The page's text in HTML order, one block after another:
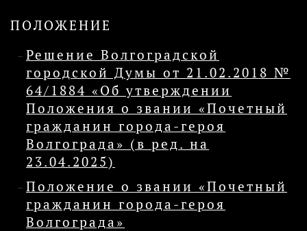
ПОЛОЖЕНИЕ
Решение Волгоградской
городской Думы от 21.02.2018 №
64/1884 «Об утверждении
Положения о звании «Почетный
гражданин города-героя
Волгограда» (в ред. на
23.04.2025)
Положение о звании «Почетный
гражданин города-героя
Волгограда»